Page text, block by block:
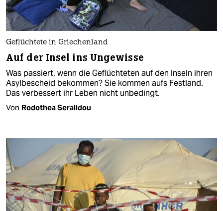
Geflüchtete in Griechenland
Auf der Insel ins Ungewisse
Was passiert, wenn die Geflüchteten auf den Inseln ihren
Asylbescheid bekommen? Sie kommen aufs Festland.
Das verbessert ihr Leben nicht unbedingt.
Von Rodothea Seralidou